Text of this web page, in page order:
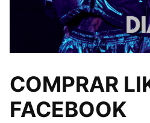
COMPRAR
FACEBOOK